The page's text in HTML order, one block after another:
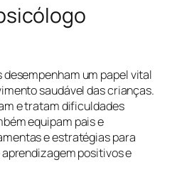
um papel vital
saudável das crianças.
e tratam dificuldades
equipam pais e
e estratégias para
positivos e